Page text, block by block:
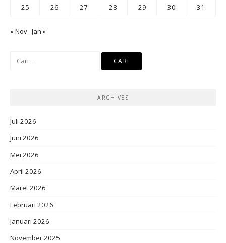
25
26 27 28 29 30 31
« Nov Jan »
ARCHIVES
Juli 2026
Juni 2026
Mei 2026
April 2026
Maret 2026
Februari 2026
Januari 2026
November 2025